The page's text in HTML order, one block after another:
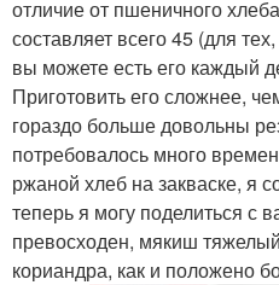
отличие от пшеничного
составляет всего 45 (для
вы можете есть его каждый
Приготовить его сложнее,
гораздо больше довольны
потребовалось много
ржаной хлеб на закваске, я
теперь я могу поделиться с
превосходен, мякиш
кориандра, как и положено